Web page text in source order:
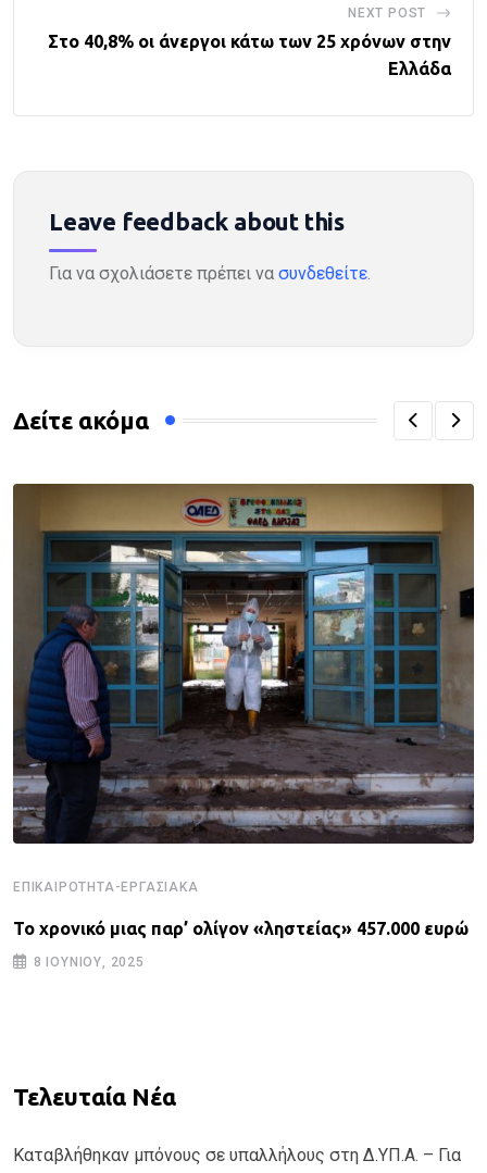
NEXT POST
Στο 40,8% οι άνεργοι κάτω των 25 χρόνων στην
Ελλάδα
Leave feedback about this
Για να σχολιάσετε πρέπει να συνδεθείτε
Δείτε ακόμα
ΕΠΙΚΑΙΡΌΤΗΤΑ-ΕΡΓΑΣΙΑΚΆ
Το χρονικό μιας παρ’ ολίγον «ληστείας» 457.000 ευρώ
8 ΙΟΥΝΊΟΥ, 2025
Τελευταία Νέα
Καταβλήθηκαν μπόνους σε υπαλλήλους στη Δ.ΥΠ.Α. – Για